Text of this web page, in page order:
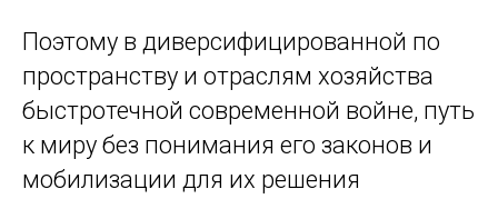
Поэтому в диверсифицированной по
пространству и отраслям хозяйства
быстротечной современной войне, путь
к миру без понимания его законов и
мобилизации для их решения